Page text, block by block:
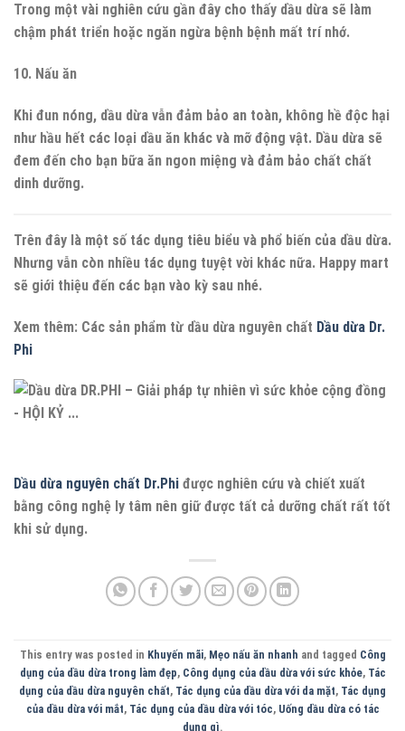
Trong một vài nghiên cứu gần đây cho thấy dầu dừa sẽ làm
chậm phát triển hoặc ngăn ngừa bệnh bệnh mất trí nhớ.
10. Nấu ăn
Khi đun nóng, dầu dừa vẫn đảm bảo an toàn, không hề độc hại
như hầu hết các loại dầu ăn khác và mỡ động vật. Dầu dừa sẽ
đem đến cho bạn bữa ăn ngon miệng và đảm bảo chất chất
dinh dưỡng.
Trên đây là một số tác dụng tiêu biểu và phổ biến của dầu dừa.
Nhưng vẫn còn nhiều tác dụng tuyệt vời khác nữa. Happy mart
sẽ giới thiệu đến các bạn vào kỳ sau nhé.
Xem thêm: Các sản phẩm từ dầu dừa nguyên chất Dầu dừa Dr.
Phi
Dầu dừa nguyên chất Dr.Phi được nghiên cứu và chiết xuất
bằng công nghệ ly tâm nên giữ được tất cả dưỡng chất rất tốt
khi sử dụng.
This entry was posted in Khuyến mãi, Mẹo nấu ăn nhanh and tagged Công
dụng của dầu dừa trong làm đẹp, Công dụng của dầu dừa với sức khỏe, Tác
dụng của dầu dừa nguyên chất, Tác dụng của dầu dừa với da mặt, Tác dụng
của dầu dừa với mắt, Tác dụng của dầu dừa với tóc, Uống dầu dừa có tác
dụng gì.